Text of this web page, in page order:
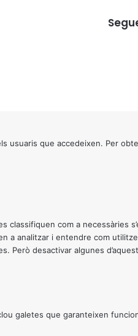
usuaris que accedeixen. Per
com a necessàries
a analitzar i entendre com
Però desactivar algunes
galetes que garanteixen